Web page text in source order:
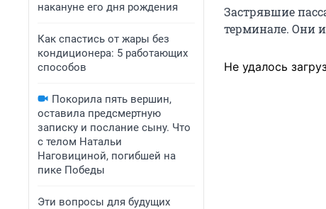
накануне его дня рождения
Как спастись от жары без
кондиционера: 5 работающих
способов
Покорила пять вершин,
оставила предсмертную
записку и послание сыну. Что
с телом Натальи
Наговициной, погибшей на
пике Победы
Эти вопросы для будущих
Застрявшие
терминале. Они
Не удалось